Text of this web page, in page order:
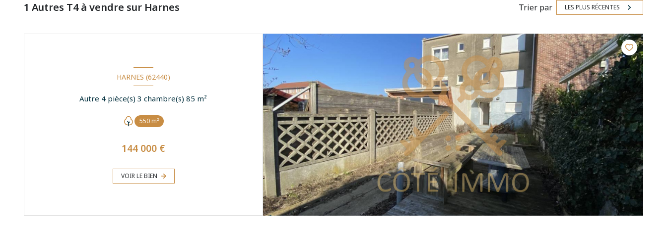
1 Autres T4 à vendre sur Harnes Trier par LES PLUS RÉCENTES
HARNES (62440)
Autre 4 pièce(s) 3 chambre(s) 85 m²
550 m²
144 000 €
VOIR LE BIEN